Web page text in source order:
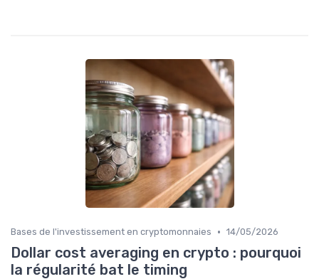
Bases de l'investissement en cryptomonnaies • 14/05/2026
Dollar cost averaging en crypto : pourquoi
la régularité bat le timing